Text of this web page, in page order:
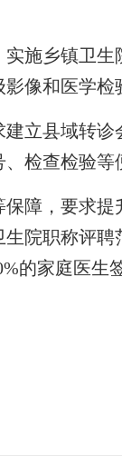
乡镇卫生
像和医学检
县域转诊
检查检验等
，要求提
院职称评
的家庭医生